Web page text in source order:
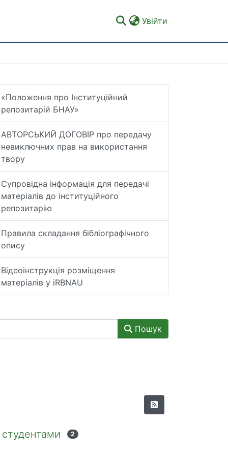
Увійти
«Положення про Інституційний
репозитарій БНАУ»
АВТОРСЬКИЙ ДОГОВІР про передачу
невиключних прав на використання
твору
Супровідна інформація для передачі
матеріалів до інституційного
репозитарію
Правила складання бібліографічного
опису
Відеоінструкція розміщення
матеріалів у iRBNAU
Пошук
студентами 2